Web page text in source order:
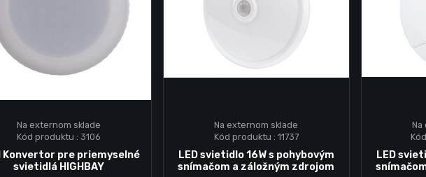
Vložiť do košika
Na externom sklade
Kód produktu : 3106
Konvertor pre priemyselné
svietidlá HIGHBAY
Vložiť do košika
Na externom sklade
Kód produktu : 11737
LED svietidlo 16W s pohybovým
snímačom a záložným zdrojom
Na
LED